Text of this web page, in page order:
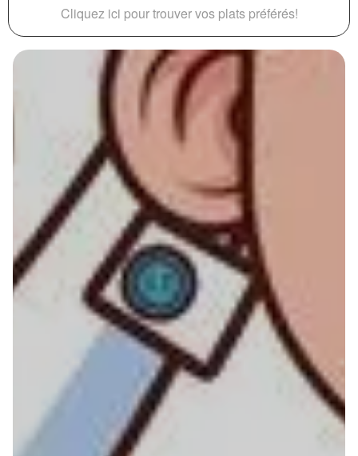
Cliquez ici pour trouver vos plats préférés!